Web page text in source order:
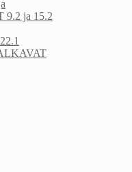
ja 15.2